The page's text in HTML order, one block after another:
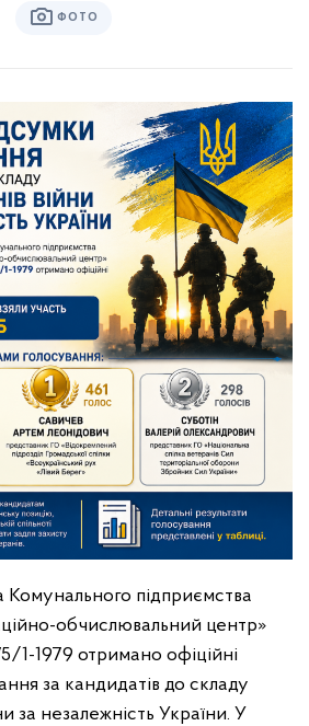
ФОТО
Комунального підприємства
обчислювальний центр»
1-1979 отримано офіційні
за кандидатів до складу
за незалежність України. У